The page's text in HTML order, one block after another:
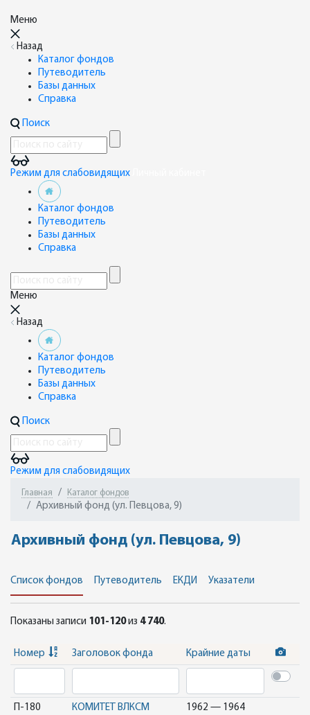
Меню
Назад
Каталог фондов
Путеводитель
Базы данных
Справка
Поиск
Режим для слабовидящих
Каталог фондов
Путеводитель
Базы данных
Справка
Меню
Назад
Каталог фондов
Путеводитель
Базы данных
Справка
Поиск
Режим для слабовидящих
Главная Каталог фондов
Архивный фонд (ул. Певцова, 9)
Архивный фонд (ул. Певцова, 9)
Список фондов Путеводитель ЕКДИ Указатели
Показаны записи 101-120из 4 740.
Номер Заголовок фонда Крайние даты
П-180
КОМИТЕТ ВЛКСМ
1962 — 1964